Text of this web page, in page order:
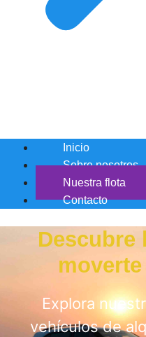
Inicio
Sobre nosotros
Nuestra flota
Contacto
Descubre
Explora
vehículos de